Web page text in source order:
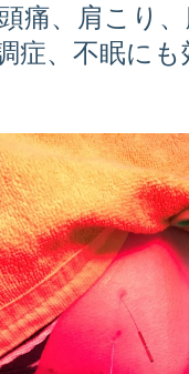
痛、肩こり、
症、不眠にも